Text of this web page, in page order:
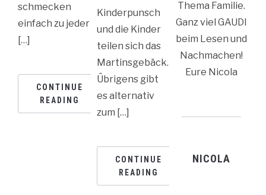
schmecken
einfach zu jeder
[…]
CONTINUE
READING
Kinderpunsch
und die Kinder
teilen sich das
Martinsgebäck.
Übrigens gibt
es alternativ
zum […]
CONTINUE
READING
Thema Familie.
Ganz viel GAUDI
beim Lesen und
Nachmachen!
Eure Nicola
NICOLA